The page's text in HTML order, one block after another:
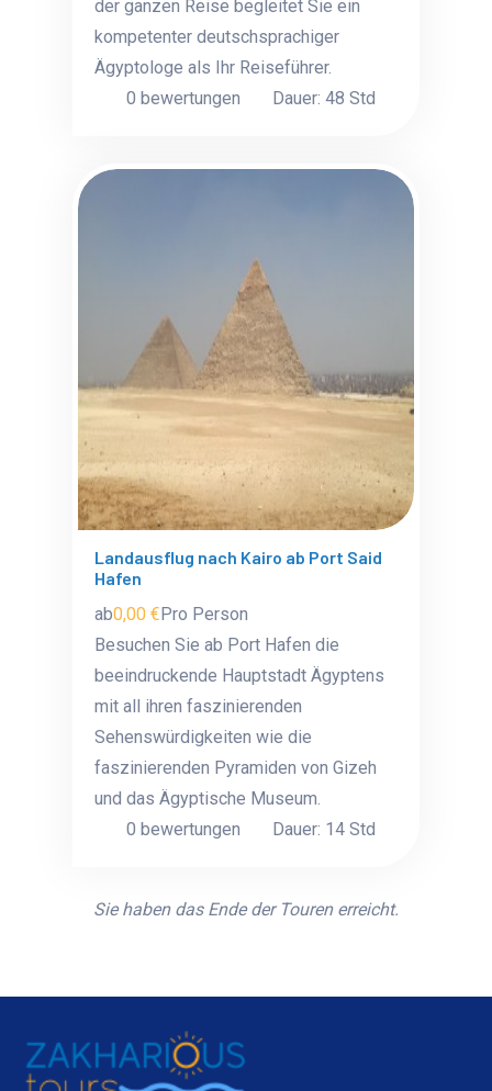
der ganzen Reise begleitet Sie ein
kompetenter deutschsprachiger
Ägyptologe als Ihr Reiseführer.
0 bewertungen
Dauer: 48 Std
Landausflug nach Kairo ab Port Said
Hafen
ab0,00 €Pro Person
Besuchen Sie ab Port Hafen die
beeindruckende Hauptstadt Ägyptens
mit all ihren faszinierenden
Sehenswürdigkeiten wie die
faszinierenden Pyramiden von Gizeh
und das Ägyptische Museum.
0 bewertungen
Dauer: 14 Std
Sie haben das Ende der Touren erreicht.